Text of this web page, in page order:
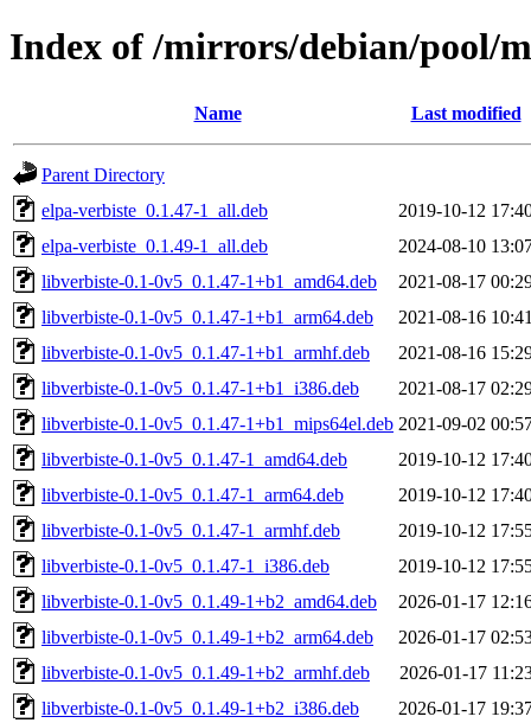
Index of /mirrors/debian/pool/
Name Last modified
Parent Directory
elpa-verbiste_0.1.47-1_all.deb
2019-10-12
elpa-verbiste_0.1.49-1_all.deb
2024-08-10
libverbiste-0.1-0v5_0.1.47-1+b1_amd64.deb
2021-08-17
libverbiste-0.1-0v5_0.1.47-1+b1_arm64.deb
2021-08-16
libverbiste-0.1-0v5_0.1.47-1+b1_armhf.deb
2021-08-16
libverbiste-0.1-0v5_0.1.47-1+b1_i386.deb
2021-08-17
libverbiste-0.1-0v5_0.1.47-1+b1_mips64el.deb 2021-09-02
libverbiste-0.1-0v5_0.1.47-1_amd64.deb
2019-10-12
libverbiste-0.1-0v5_0.1.47-1_arm64.deb
2019-10-12
libverbiste-0.1-0v5_0.1.47-1_armhf.deb
2019-10-12
libverbiste-0.1-0v5_0.1.47-1_i386.deb
2019-10-12
libverbiste-0.1-0v5_0.1.49-1+b2_amd64.deb
2026-01-17
libverbiste-0.1-0v5_0.1.49-1+b2_arm64.deb
2026-01-17
libverbiste-0.1-0v5_0.1.49-1+b2_armhf.deb
2026-01-17
libverbiste-0.1-0v5_0.1.49-1+b2_i386.deb
2026-01-17